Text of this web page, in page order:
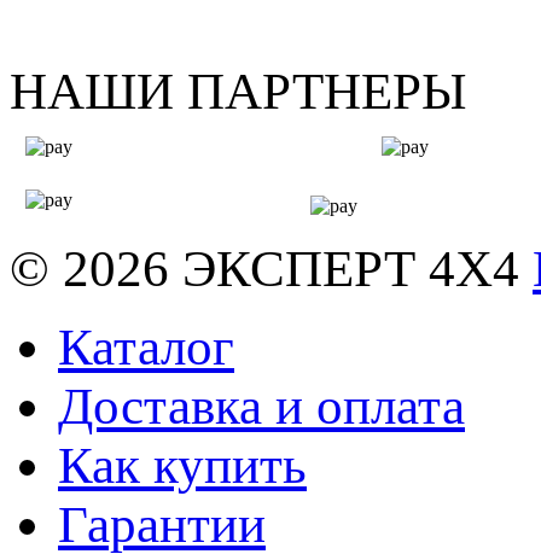
НАШИ ПАРТНЕРЫ
© 2026 ЭКСПЕРТ 4Х4
Каталог
Доставка и оплата
Как купить
Гарантии